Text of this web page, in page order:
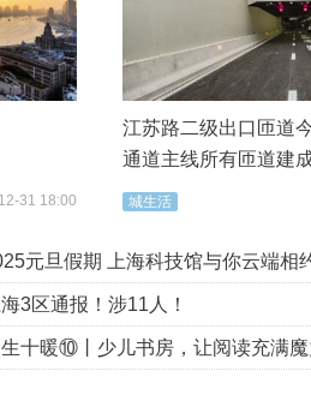
31 18:00
江苏路二级出口匝道
通道主线所有匝道建
城生活
元旦假期 上海科技馆与你云端相
海3区通报！涉11人！
生十暖⑩丨少儿书房，让阅读充满魔